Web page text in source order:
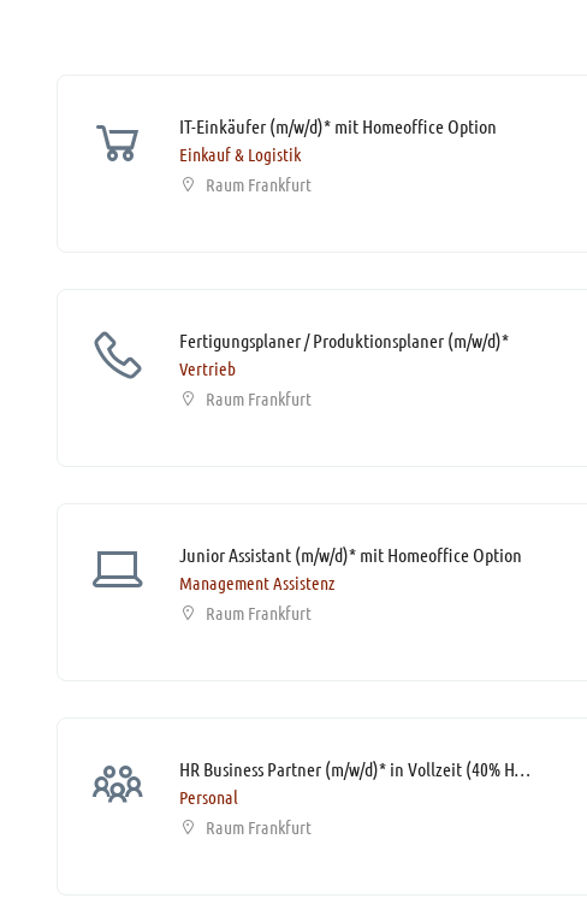
IT-Einkäufer (m/w/d)* mit Homeoffice Option
Einkauf & Logistik
Raum Frankfurt
Fertigungsplaner / Produktionsplaner (m/w/d)*
Vertrieb
Raum Frankfurt
Junior Assistant (m/w/d)* mit Homeoffice Option
Management Assistenz
Raum Frankfurt
HR Business Partner (m/w/d)* in Vollzeit (40% Homeoffice möglich)
Personal
Raum Frankfurt